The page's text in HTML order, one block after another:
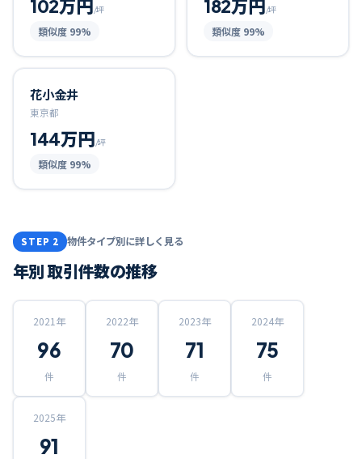
102万円 /坪
類似度 99%
182万円 /坪
類似度 99%
花小金井
東京都
144万円/坪
類似度 99%
STEP 2 物件タイプ別に詳しく見る
年別 取引件数の推移
2021 年
96
件
2022年
70
件
2023年
71
件
2024年
75
件
2025年
91